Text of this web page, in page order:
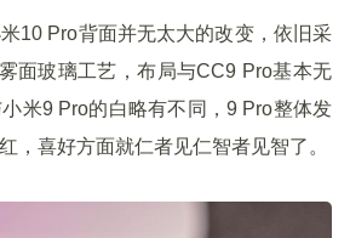
10 Pro背面并无太大的改变，依旧采
面玻璃工艺，布局与CC9 Pro基本无
米9 Pro的白略有不同，9 Pro整体发
，喜好方面就仁者见仁智者见智了。